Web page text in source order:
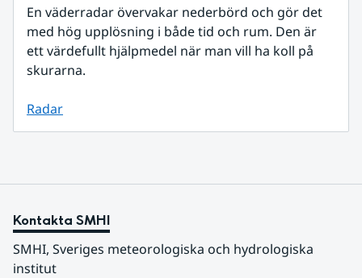
En väderradar övervakar nederbörd och gör det
med hög upplösning i både tid och rum. Den är
ett värdefullt hjälpmedel när man vill ha koll på
skurarna.
Radar
Kontakta SMHI
SMHI, Sveriges meteorologiska och hydrologiska
institut